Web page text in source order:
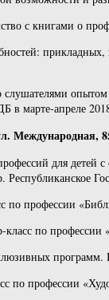
с книгами о
прикладных,
в марте-апреле
Международная,
для детей
по профессии
класс по профессии
по профессии